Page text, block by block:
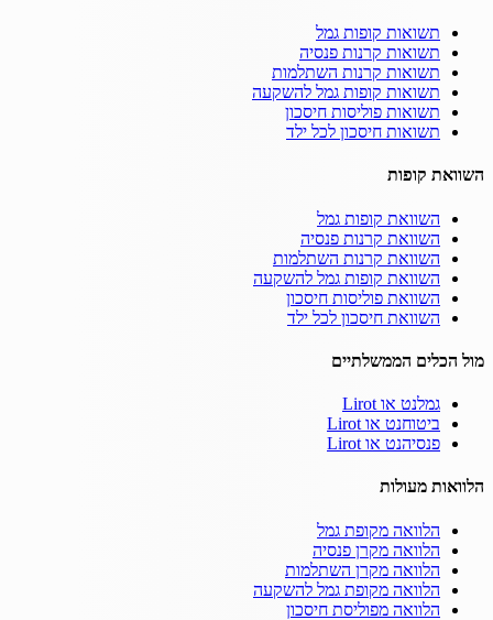
תשואות קופות גמל
תשואות קרנות פנסיה
תשואות קרנות השתלמות
תשואות קופות גמל להשקעה
תשואות פוליסות חיסכון
תשואות חיסכון לכל ילד
השוואת קופות
השוואת קופות גמל
השוואת קרנות פנסיה
השוואת קרנות השתלמות
השוואת קופות גמל להשקעה
השוואת פוליסות חיסכון
השוואת חיסכון לכל ילד
מול הכלים הממשלתיים
גמלנט או Lirot
ביטוחנט או Lirot
פנסיהנט או Lirot
הלוואות מעולות
הלוואה מקופת גמל
הלוואה מקרן פנסיה
הלוואה מקרן השתלמות
הלוואה מקופת גמל להשקעה
הלוואה מפוליסת חיסכון